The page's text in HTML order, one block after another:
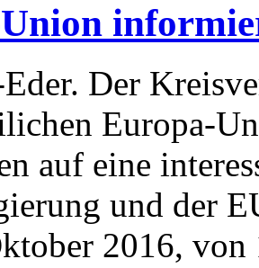
Der
Europa-
auf eine
und der
2016,